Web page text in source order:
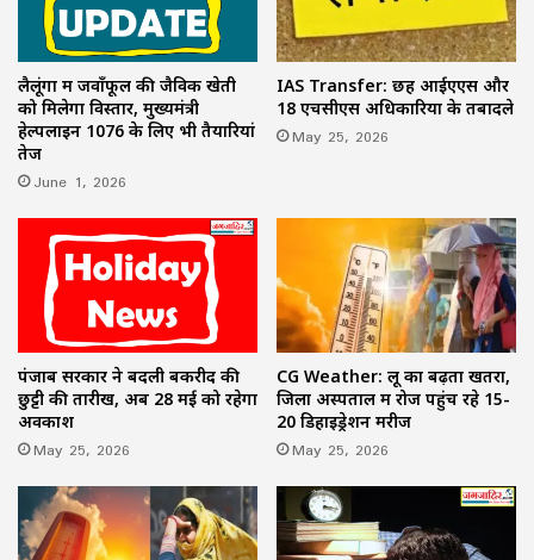
लैलूंगा में जवाँफूल की जैविक खेती
को मिलेगा विस्तार, मुख्यमंत्री
हेल्पलाइन 1076 के लिए भी तैयारियां
तेज
June 1, 2026
IAS Transfer: छह आईएएस और
18 एचसीएस अधिकारियों के तबादले
May 25, 2026
पंजाब सरकार ने बदली बकरीद की
छुट्टी की तारीख, अब 28 मई को रहेगा
अवकाश
May 25, 2026
CG Weather: लू का बढ़ता खतरा,
जिला अस्पताल में रोज पहुंच रहे 15-
20 डिहाइड्रेशन मरीज
May 25, 2026